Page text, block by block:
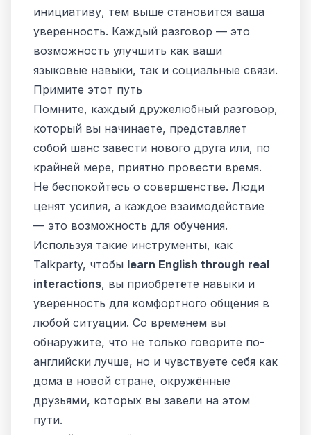
инициативу, тем выше становится ваша
уверенность. Каждый разговор — это
возможность улучшить как ваши
языковые навыки, так и социальные связи.
Примите этот путь
Помните, каждый дружелюбный разговор,
который вы начинаете, представляет
собой шанс завести нового друга или, по
крайней мере, приятно провести время.
Не беспокойтесь о совершенстве. Люди
ценят усилия, а каждое взаимодействие
— это возможность для обучения.
Используя такие инструменты, как
Talkparty, чтобы learn English through real
interactions, вы приобретёте навыки и
уверенность для комфортного общения в
любой ситуации. Со временем вы
обнаружите, что не только говорите по-
английски лучше, но и чувствуете себя как
дома в новой стране, окружённые
друзьями, которых вы завели на этом
пути.